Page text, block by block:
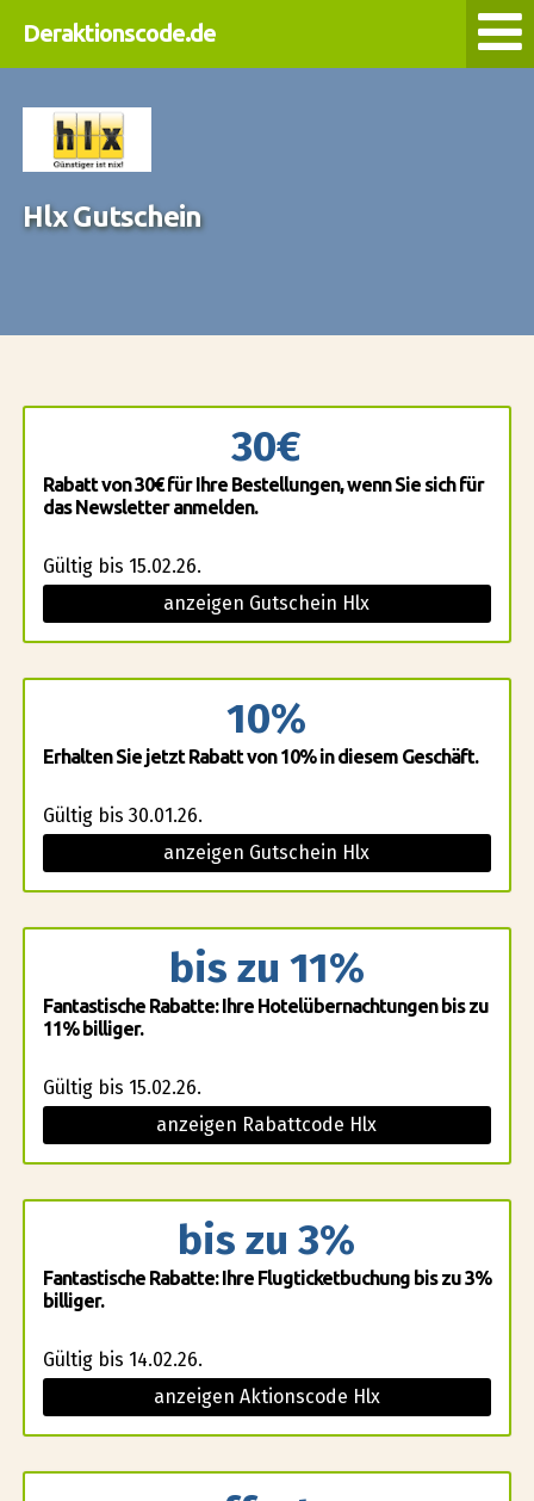
Deraktionscode.de
Hlx Gutschein
30€
Rabatt von 30€ für Ihre Bestellungen, wenn Sie sich für
das Newsletter anmelden.
Gültig bis 15.02.26.
anzeigen Gutschein Hlx
10%
Erhalten Sie jetzt Rabatt von 10% in diesem Geschäft.
Gültig bis 30.01.26.
anzeigen Gutschein Hlx
bis zu 11%
Fantastische Rabatte: Ihre Hotelübernachtungen bis zu
11% billiger.
Gültig bis 15.02.26.
anzeigen Rabattcode Hlx
bis zu 3%
Fantastische Rabatte: Ihre Flugticketbuchung bis zu 3%
billiger.
Gültig bis 14.02.26.
anzeigen Aktionscode Hlx